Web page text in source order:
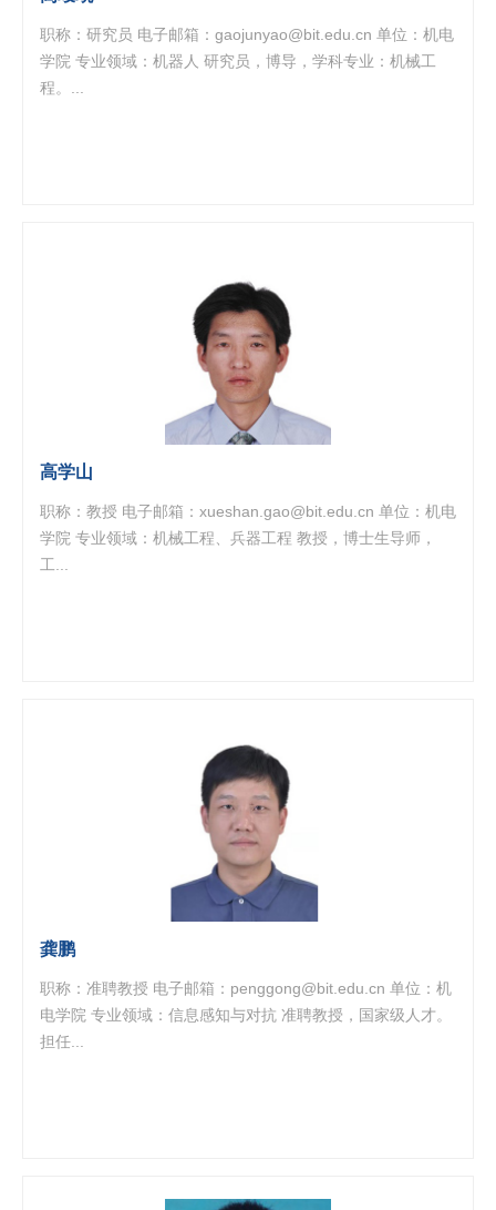
职称：研究员 电子邮箱：gaojunyao@bit.edu.cn 单位：机电
学院 专业领域：机器人 研究员，博导，学科专业：机械工
程。...
高学山
职称：教授 电子邮箱：xueshan.gao@bit.edu.cn 单位：机电
学院 专业领域：机械工程、兵器工程 教授，博士生导师，
工...
龚鹏
职称：准聘教授 电子邮箱：penggong@bit.edu.cn 单位：机
电学院 专业领域：信息感知与对抗 准聘教授，国家级人才。
担任...